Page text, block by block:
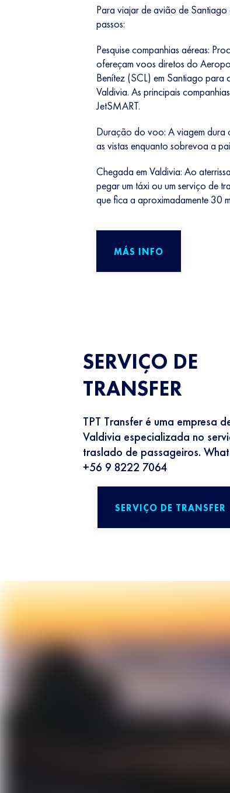
Para viajar de avião de Santiago
passos:
Pesquise companhias aéreas:
ofereçam voos diretos do
Benítez (SCL) em Santiago
Valdivia. As principais
JetSMART.
Duração do voo: A viagem dura
as vistas enquanto sobrevoa a
Chegada em Valdivia: Ao
pegar um táxi ou um serviço de
que fica a aproximadamente 30
MÁS INFO
SERVIÇO DE
TRANSFER
TPT Transfer é uma empresa
Valdivia especializada no
traslado de passageiros.
+56 9 8222 7064
SERVIÇO DE TRANSFER